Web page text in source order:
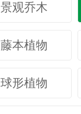
景观乔木
藤本植物
球形植物